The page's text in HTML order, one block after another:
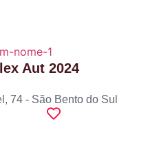
Aut 2024
74 - São Bento do Sul